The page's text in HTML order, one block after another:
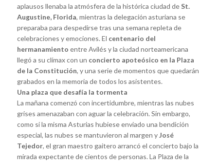
aplausos llenaba la atmósfera de la histórica ciudad deSt.
Augustine, Florida, mientras la delegación asturiana se
preparaba para despedirse tras una semana repleta de
celebraciones y emociones. El centenario del
hermanamiento entre Avilés y la ciudad norteamericana
llegó a su clímax con un concierto apoteósico en la Plaza
de la Constitución, y una serie de momentos que quedarán
grabados en la memoria de todos los asistentes.
Una plaza que desafía la tormenta
La mañana comenzó con incertidumbre, mientras las nubes
grises amenazaban con aguar la celebración. Sin embargo,
como si la misma Asturias hubiese enviado una bendición
especial, las nubes se mantuvieron al margen yJosé
Tejedor, el gran maestro gaitero arrancó el concierto bajo la
mirada expectante de cientos de personas. La Plaza de la